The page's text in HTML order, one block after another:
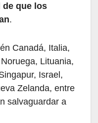
que los
.
Canadá, Italia,
Lituania,
Israel,
Zelanda, entre
salvaguardar a